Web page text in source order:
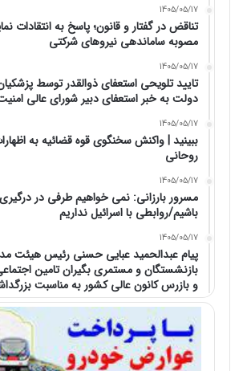
1405/05/17
تناقض در گفتار و قانون؛ پاسخ به انتقادات
مصوبه ساماندهی نیروهای شرکتی
1405/05/17
تایید تلویحی استعفای ذوالقدر توسط
دولت به خبر استعفای دبیر شورای عالی
1405/05/17
ببینید | واکنش سخنگوی قوه قضائیه به
روحانی
1405/05/17
مسرور بارزانی: نمی خواهیم طرفی در
باشیم/روابطی با اسرائیل نداریم
1405/05/17
پیام عبدالحمید عبایی حسنی رئیس هیئت
بازنشستگان و مستمری بگیران تامین
و بازرس کانون عالی کشور به مناسبت